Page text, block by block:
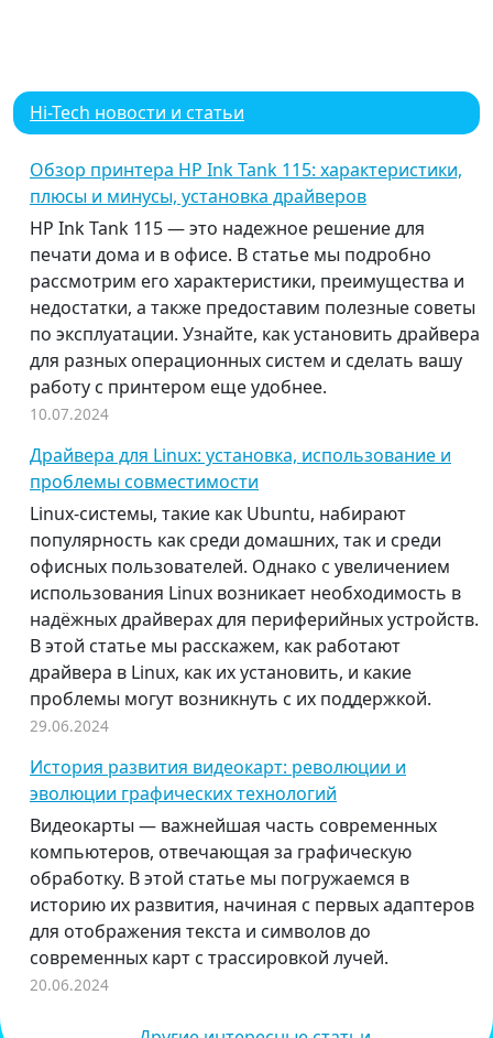
Hi-Tech новости и статьи
Обзор принтера HP Ink Tank 115: характеристики,
плюсы и минусы, установка драйверов
HP Ink Tank 115 — это надежное решение для
печати дома и в офисе. В статье мы подробно
рассмотрим его характеристики, преимущества и
недостатки, а также предоставим полезные советы
по эксплуатации. Узнайте, как установить драйвера
для разных операционных систем и сделать вашу
работу с принтером еще удобнее.
10.07.2024
Драйвера для Linux: установка, использование и
проблемы совместимости
Linux-системы, такие как Ubuntu, набирают
популярность как среди домашних, так и среди
офисных пользователей. Однако с увеличением
использования Linux возникает необходимость в
надёжных драйверах для периферийных устройств.
В этой статье мы расскажем, как работают
драйвера в Linux, как их установить, и какие
проблемы могут возникнуть с их поддержкой.
29.06.2024
История развития видеокарт: революции и
эволюции графических технологий
Видеокарты — важнейшая часть современных
компьютеров, отвечающая за графическую
обработку. В этой статье мы погружаемся в
историю их развития, начиная с первых адаптеров
для отображения текста и символов до
современных карт с трассировкой лучей.
20.06.2024